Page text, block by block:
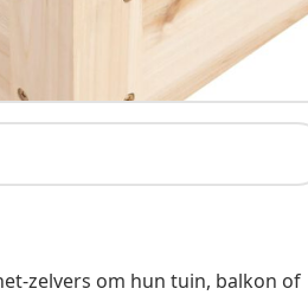
zelvers om hun tuin, balkon of